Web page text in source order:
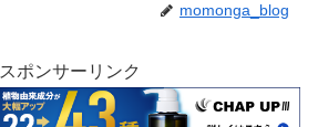
momonga_blog
スポンサーリンク